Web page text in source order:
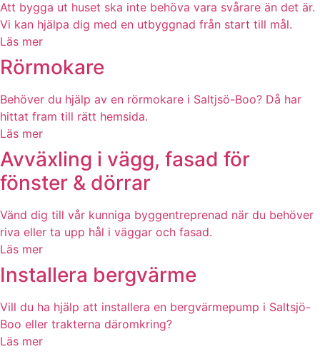
Att bygga ut huset ska inte behöva vara svårare än det är.
Vi kan hjälpa dig med en utbyggnad från start till mål.
Läs mer
Rörmokare
Behöver du hjälp av en rörmokare i Saltjsö-Boo? Då har
hittat fram till rätt hemsida.
Läs mer
Avväxling i vägg, fasad för
fönster & dörrar
Vänd dig till vår kunniga byggentreprenad när du behöver
riva eller ta upp hål i väggar och fasad.
Läs mer
Installera bergvärme
Vill du ha hjälp att installera en bergvärmepump i Saltsjö-
Boo eller trakterna däromkring?
Läs mer